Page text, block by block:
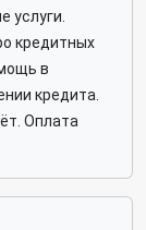
услуги.
кредитных
в
кредита.
Оплата